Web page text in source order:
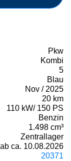
Pkw
Kombi
5
Blau
Nov / 2025
20 km
110 kW/ 150 PS
Benzin
1.498 cm³
Zentrallager
ab ca. 10.08.2026
20371